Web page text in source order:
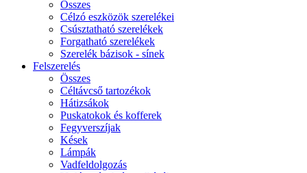
Összes
Célzó eszközök szerelékei
Csúsztatható szerelékek
Forgatható szerelékek
Szerelék bázisok - sínek
Felszerelés
Összes
Céltávcső tartozékok
Hátizsákok
Puskatokok és kofferek
Fegyverszíjak
Kések
Lámpák
Vadfeldolgozás